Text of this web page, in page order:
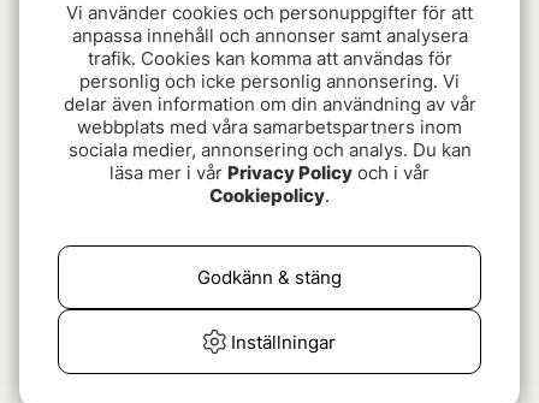
IFISH Gator Head 16g
99 kr
Daiwa Prorex Round
Jighead (25-pack)
fr. 269 kr
Vi använder cookies och personuppgifter för att
anpassa innehåll och annonser samt analysera
trafik. Cookies kan komma att användas för
personlig och icke personlig annonsering. Vi
delar även information om din användning av vår
webbplats med våra samarbetspartners inom
sociala medier, annonsering och analys. Du kan
läsa mer i vår Privacy Policy och i vår
Cookiepolicy.
Inställningar
Godkänn & stäng